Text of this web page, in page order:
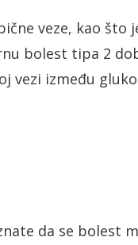
veze, kao što
bolest tipa 2
vezi između
da se bolest